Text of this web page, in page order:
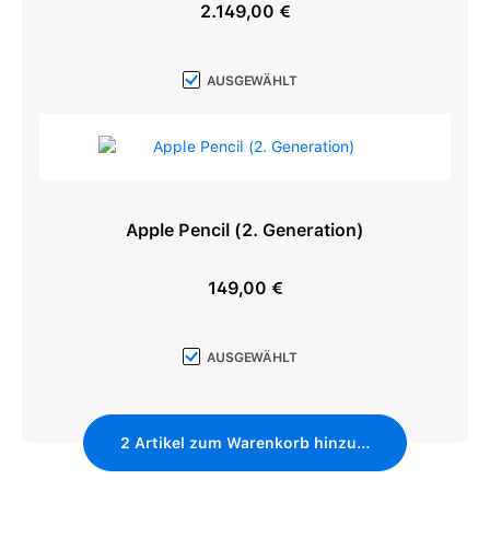
Regulärer Preis:
2.149,00 €
AUSGEWÄHLT
Apple Pencil (2. Generation)
Regulärer Preis:
149,00 €
AUSGEWÄHLT
2 Artikel zum Warenkorb hinzufügen